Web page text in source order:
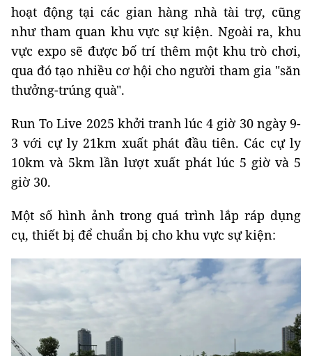
hoạt động tại các gian hàng nhà tài trợ, cũng
như tham quan khu vực sự kiện. Ngoài ra, khu
vực expo sẽ được bố trí thêm một khu trò chơi,
qua đó tạo nhiều cơ hội cho người tham gia "săn
thưởng-trúng quà".
Run To Live 2025 khởi tranh lúc 4 giờ 30 ngày 9-
3 với cự ly 21km xuất phát đầu tiên. Các cự ly
10km và 5km lần lượt xuất phát lúc 5 giờ và 5
giờ 30.
Một số hình ảnh trong quá trình lắp ráp dụng
cụ, thiết bị để chuẩn bị cho khu vực sự kiện: